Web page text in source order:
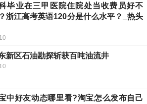
毕业在三甲医院住院处当收费员好不
浙江高考英语120分是什么水平？_热头
新区石油勘探斩获百吨油流井
中好友动态哪里看?淘宝怎么发布自己